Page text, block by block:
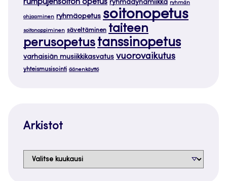
rumpujensoiton opetus ryhmädynamiikka ryhmän
ohjaaminen ryhmäopetus soitonopetus
soitonoppiminen säveltäminen taiteen
perusopetus tanssinopetus
varhaisiän musiikkikasvatus vuorovaikutus
yhteismusisointi äänenkäyttö
Arkistot
Arkistot